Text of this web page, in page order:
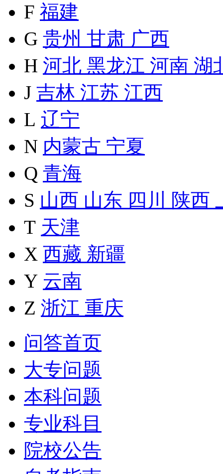
F 福建
G 贵州 甘肃 广西
H 河北 黑龙江 河南 湖
J 吉林 江苏 江西
L 辽宁
N 内蒙古 宁夏
Q 青海
S 山西 山东 四川 陕西
T 天津
X 西藏 新疆
Y 云南
Z 浙江 重庆
问答首页
大专问题
本科问题
专业科目
院校公告